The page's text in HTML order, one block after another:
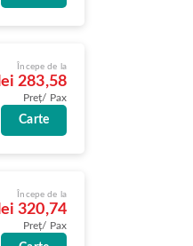
Începe de la
lei 283,58
Preț/ Pax
Carte
Începe de la
lei 320,74
Preț/ Pax